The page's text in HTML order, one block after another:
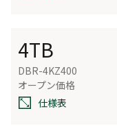
4TB
DBR-4KZ400
仕様表
オープン価格